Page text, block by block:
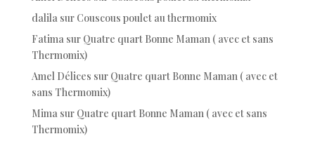
dalilasur Couscous poulet au thermomix
Fatimasur Quatre quart Bonne Maman ( avec et sans
Thermomix)
Amel Délices sur Quatre quart Bonne Maman ( avec et
sans Thermomix)
Mimasur Quatre quart Bonne Maman ( avec et sans
Thermomix)